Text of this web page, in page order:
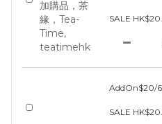
SALE
AddOn$20/
SALE